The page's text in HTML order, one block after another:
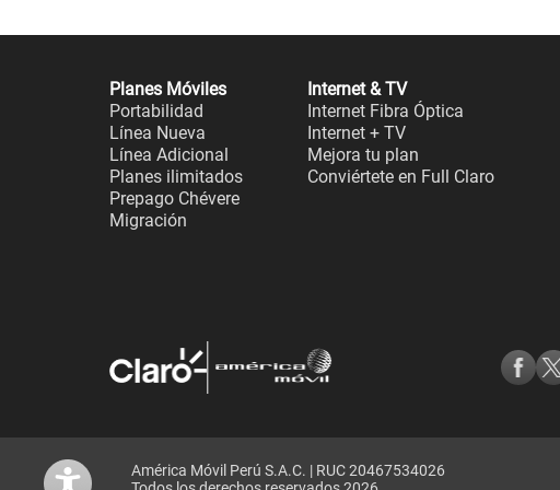
Planes Móviles
Portabilidad
Línea Nueva
Línea Adicional
Planes ilimitados
Prepago Chévere
Migración
Internet & TV
Internet Fibra Óptica
Internet + TV
Mejora tu plan
Conviértete en Full Claro
América Móvil Perú S.A.C. | RUC 20467534026